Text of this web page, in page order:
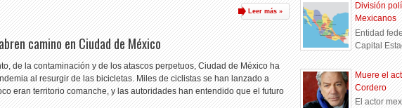
Leer más »
camino en Ciudad de México
de la contaminación y de los atascos perpetuos, Ciudad de México ha
al resurgir de las bicicletas. Miles de ciclistas se han lanzado a
eran territorio comanche, y las autoridades han entendido que el futuro
División
Mexicanos
Entidad
Capital
Muere el
Cordero
El actor